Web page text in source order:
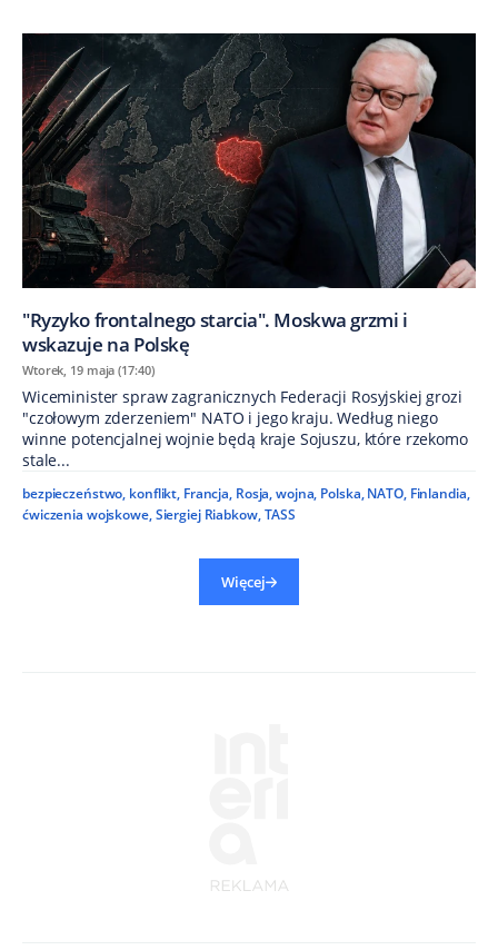
"Ryzyko frontalnego starcia". Moskwa grzmi i
wskazuje na Polskę
Wtorek, 19 maja (17:40)
Wiceminister spraw zagranicznych Federacji Rosyjskiej grozi
"czołowym zderzeniem" NATO i jego kraju. Według niego
winne potencjalnej wojnie będą kraje Sojuszu, które rzekomo
stale...
bezpieczeństwo, konflikt, Francja, Rosja,wojna, Polska, NATO, Finlandia,
ćwiczenia wojskowe,Siergiej Riabkow,TASS
Więcej